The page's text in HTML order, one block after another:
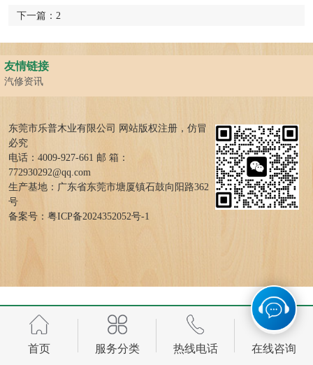
下一篇： 2
友情链接
汽修资讯
东莞市乐普木业有限公司 网站版权注册，仿冒
必究
电话：4009-927-661 邮 箱：
772930292@qq.com
生产基地：广东省东莞市塘厦镇石鼓向阳路362
号
备案号： 粤ICP备2024352052号-1
首页 服务分类 热线电话 在线咨询